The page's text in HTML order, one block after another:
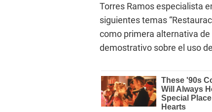
Torres Ramos especialista
siguientes temas
como primera alternativa
demostrativo sobre el uso